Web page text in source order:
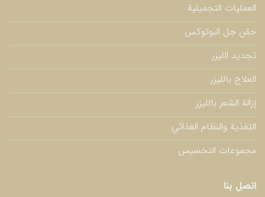
العمليات التجميلية
حقن جل البوتوكس
تجديد الليزر
العلاج بالليزر
إزالة الشعر بالليزر
التغذية والنظام الغذائي
مجموعات التخسيس
اتصل بنا